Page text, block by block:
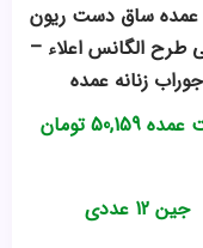
عمده ساق دست ریون
الگانس اعلاء –
جوراب زنانه عمده
عمده50,159 تومان
جین 12 عددی